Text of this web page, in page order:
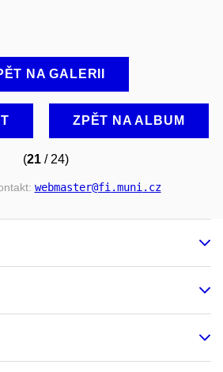
NA GALERII
ZPĚT NA ALBUM
(21 / 24)
webmaster@fi.muni.cz